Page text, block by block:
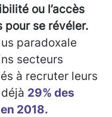
ou l’accès
pour se révéler.
paradoxale
secteurs
à recruter leurs
29% des
2018.